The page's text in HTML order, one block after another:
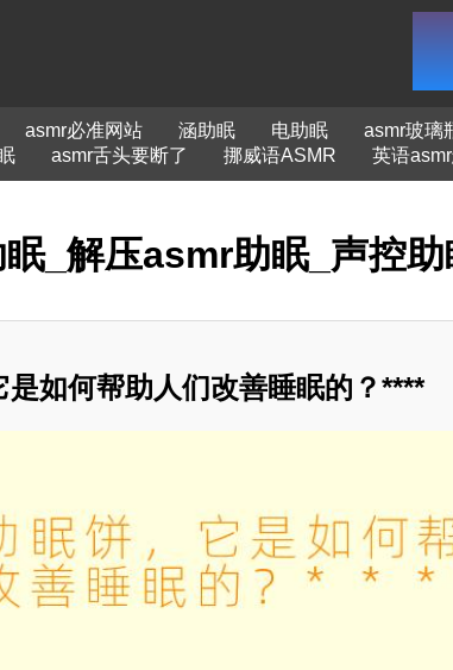
asmr必准网站 涵助眠 电助眠 asmr玻璃
asmr舌头要断了 挪威语ASMR 英语
_解压asmr助眠_声控
如何帮助人们改善睡眠的？****